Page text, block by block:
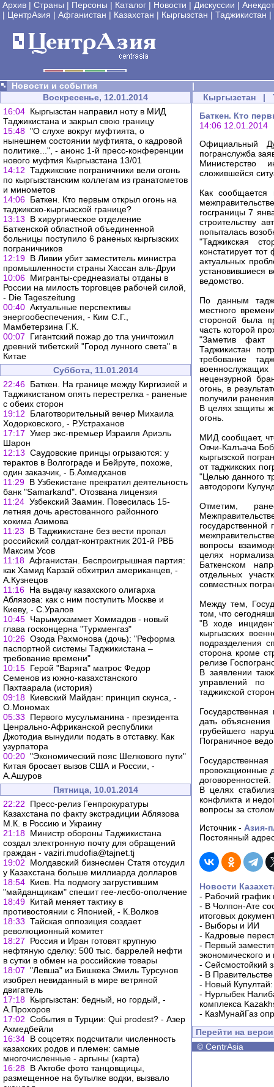
Архив | Страны | Персоны | Каталог | Новости | Дискуссии |
| ЦентрАзия | Афганистан | Казахстан | Кыргызстан | Таджикистан |
Новости и события
|
Воскресенье, 12.01.2014
16:04 Кыргызстан направил ноту в МИД
Таджикистана и закрыл свою границу
15:48 "О слухе вокруг муфтията, о
нынешнем состоянии муфтията, о кадровой
политике...", - анонс 1-й пресс-конференции
нового муфтия Кыргызстана 13/01
14:12 Таджикские пограничники вели огонь
по кыргызстанским коллегам из гранатометов
и минометов
14:06 Баткен. Кто первым открыл огонь на
таджикско-кыргызской границе?
13:13
В хирургическое отделение
Баткенской областной объединенной
больницы поступило 6 раненых кыргызских
пограничников
12:19 В Ливии убит заместитель министра
промышленности страны Хассан аль-Друи
10:06 Мигранты-среднеазиаты отданы в
России на милость торговцев рабочей силой,
- Die Tageszeitung
00:40 Актуальные перспективы
энергообеспечения, - Ким С.Г.,
Мамбетерзина Г.К.
00:07
Гигантский пожар до тла уничтожил
древний тибетский "Город лунного света" в
Китае
Суббота, 11.01.2014
22:46 Баткен. На границе между Киргизией и
Таджикистаном опять перестрелка - раненые
с обеих сторон
19:12
Благотворительный вечер Михаила
Ходорковского, - Р.Устраханов
17:17 Умер экс-премьер Израиля Ариэль
Шарон
12:13 Саудовские принцы огрызаются: у
терактов в Волгограде и Бейруте, похоже,
один заказчик, - Б.Ахмедханов
11:29 В Узбекистане прекратил деятельность
банк "Samarkand". Отозвана лицензия
11:24 Узбекский Заамин. Повесилась 15-
летняя дочь арестованного районного
хокима Азимова
11:23
В Таджикистане без вести пропал
российский солдат-контрактник 201-й РВБ
Максим Усов
11:18 Афганистан. Беспроигрышная партия:
как Хамид Карзай обхитрил американцев, -
А.Кузнецов
11:16 На выдачу казахского олигарха
Аблязова: как с ним поступить Москве и
Киеву, - С.Уралов
10:45 Чарымухаммет Хоммадов - новый
глава госконцерна "Туркменгаз"
10:26 Озода Рахмонова (дочь): "Реформа
паспортной системы Таджикистана –
требование времени"
10:15 Герой "Варяга" матрос Федор
Семенов из южно-казахстанского
Пахтаарала (история)
09:18 Киевский Майдан: принцип скунса, -
О.Мономах
05:33
Первого мусульманина - президента
Ценрально-Африканской республики
Джотодиа вынудили подать в отставку. Как
узурпатора
00:20 "Экономический пояс Шелкового пути"
Китая бросает вызов США и России, -
А.Ашуров
Пятница, 10.01.2014
22:22
Пресс-релиз Генпрокуратуры
Казахстана по факту экстрадиции Аблязова
М.К. в Россию и Украину
21:18 Министр обороны Таджикистана
создал электронную почту для обращений
граждан - vaziri.mudofia@tajnet.tj
19:02
Молдавский бизнесмен Статя отсудил
у Казахстана больше миллиарда долларов
18:54 Киев. На подмогу загрустившим
"майданщикам" спешит гее-лесбо-ополчение
18:49 Китай меняет тактику в
противостоянии с Японией, - К.Волков
18:33 Тайская оппозиция создает
революционный комитет
18:27
Россия и Иран готовят крупную
нефтяную сделку: 500 тыс. баррелей нефти
в сутки в обмен на российские товары
18:07 "Левша" из Бишкека Эмиль Турсунов
изобрел невиданный в мире ветряной
двигатель
17:18 Кыргызстан: бедный, но гордый, -
А.Прохоров
17:02 События в Турции: Qui prodest? - Азер
Ахмедбейли
16:34 В соцсетях подсчитали численность
казахских родов и племен: самые
многочисленные - аргыны (карта)
16:28 В Актобе фото танцовщицы,
размещенное на бутылке водки, вызвало
Кыргызстан |
Баткен. Кто
14:06 12.01.2014
Официальный
погранслужба
Министерство
сложившейся
Как
госграницы 7
строительству
попыталась
"Таджикская
констатирует
актуальных
установившиеся
ведомство.
По данным
местного
стороной была
часть которой
"Заметив факт
Таджикистан
требование
нецензурной
огонь, в
получили
В целях защиты
огонь.
МИД сообщает,
Овчи-Калъача
кыргызской
от таджикских
"Целью данного
автодороги
Отметим,
вопросы
целях
Баткенском
отдельных
совместных
Между тем,
том, что
"В ходе
кыргызских
подразделения
сторона кроме
релизе
В заявлении
управлений по
таджикской
дать
грубейшего
Пограничное
провокационные
договоренностей.
В целях
конфликта и
вопросы за
Источник - Азия-
Постоянный
Новости
- Рабочий график
- В Чолпон-Ате
итоговых
- Выборы и ИИ
- Кадровые
- Первый
экономического
- Сейсмостойкий
- В
- Новый
- Нурлыбек
комплекса
- КазМунайГаз
Перейти на
© CentrAsia